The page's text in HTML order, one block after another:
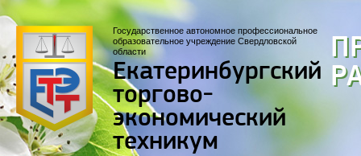
Государственное автономное профессиональное
образовательное учреждение Свердловской
области
Екатеринбургский
торгово-
экономический
техникум